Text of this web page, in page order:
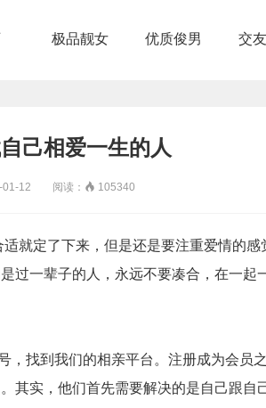
极品靓女 优质俊男 交
己相爱一生的人
12 阅读：  105340
就定了下来，但是还是要注重爱情的感
过一辈子的人，永远不要凑合，在一起
找到我们的相亲平台。注册成为会员之
其实，他们首先需要解决的是自己跟自